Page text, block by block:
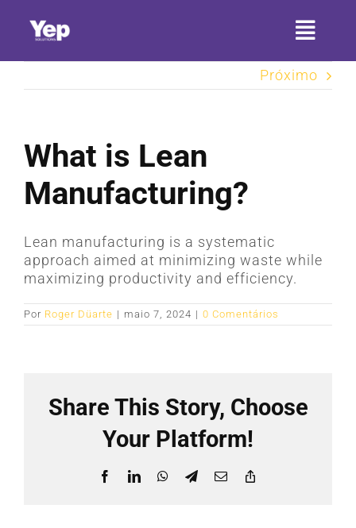
para
conteúdo
HOME
SERVIÇOS
PRODUTOS
Próximo
What is Lean
Manufacturing?
Lean manufacturing is a systematic
approach aimed at minimizing waste while
maximizing productivity and efficiency.
Por Roger Düarte | maio 7, 2024 | 0 Comentários
Share This Story, Choose
Your Platform!
FacebookLinkedInWhatsAppTelegram